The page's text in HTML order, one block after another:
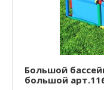
Большой
большой